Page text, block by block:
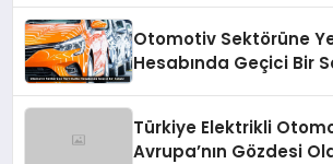
Otomotiv Sektörüne
Hesabında Geçici Bir
Türkiye Elektrikli
Avrupa’nın Gözdesi